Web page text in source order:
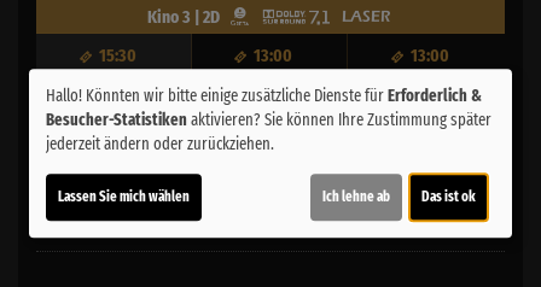
15:30 13:00 13:00
17:45 15:30 15:30
- 17:45
Kino 3 | 2D
Hallo! Könnten wir bitte einige zusätzliche Dienste fürErforderlich &
Besucher-Statistikenaktivieren? Sie können Ihre Zustimmung später
jederzeit ändern oder zurückziehen.
Lassen Sie mich wählen Ich lehne ab Das ist ok